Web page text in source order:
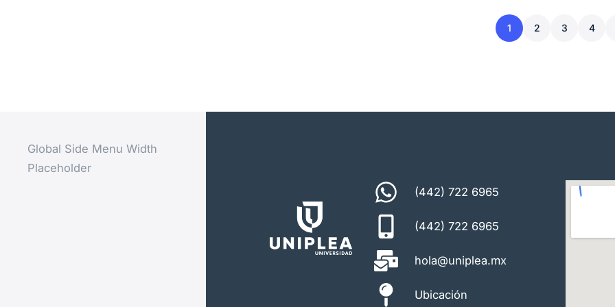
1 2 3 4
Global Side Menu Width
Placeholder
(442) 722 6965
(442) 722 6965
hola@uniplea.mx
Ubicación